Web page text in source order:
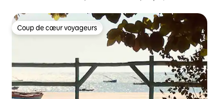
Coup de cœur voyageurs
Coup de cœur voyageurs